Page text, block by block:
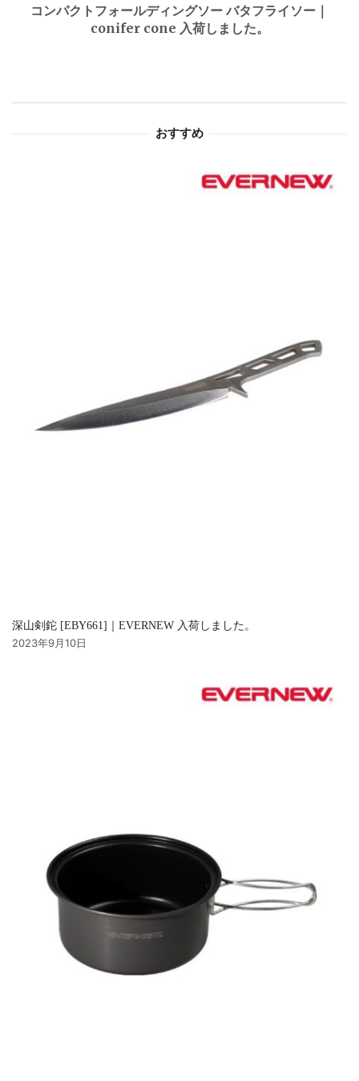
コンパクトフォールディングソー バタフライソー｜
conifer cone 入荷しました。
おすすめ
深山剣鉈 [EBY661]｜EVERNEW 入荷しました。
2023年9月10日